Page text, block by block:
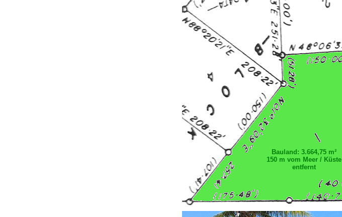
Bauland: 3.664,75 m²
150 m vom Meer / Küste
entfernt